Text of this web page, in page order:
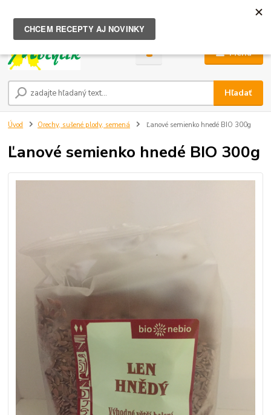
Menu
Hľadať
ks
0,00 €
Úvod Orechy, sušené plody, semená Ľanové semienko hnedé BIO 300g
Ľanové semienko hnedé BIO 300g